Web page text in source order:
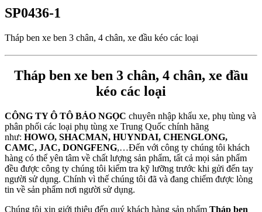
SP0436-1
Tháp ben xe ben 3 chân, 4 chân, xe đầu kéo các loại
Tháp ben xe ben 3 chân, 4 chân, xe đầu
kéo các loại
CÔNG TY Ô TÔ BẢO NGỌC chuyên nhập khẩu xe, phụ tùng và
phân phối các loại phụ tùng xe Trung Quốc chính hãng
như: HOWO, SHACMAN, HUYNDAI, CHENGLONG,
CAMC, JAC, DONGFENG,…Đến với công ty chúng tôi khách
hàng có thể yên tâm về chất lượng sản phẩm, tất cả mọi sản phẩm
đều được công ty chúng tôi kiểm tra kỹ lưỡng trước khi gửi đến tay
người sử dụng. Chính vì thế chúng tôi đã và đang chiếm được lòng
tin về sản phẩm nơi người sử dụng.
Chúng tôi xin giới thiệu đến quý khách hàng sản phẩm Tháp ben